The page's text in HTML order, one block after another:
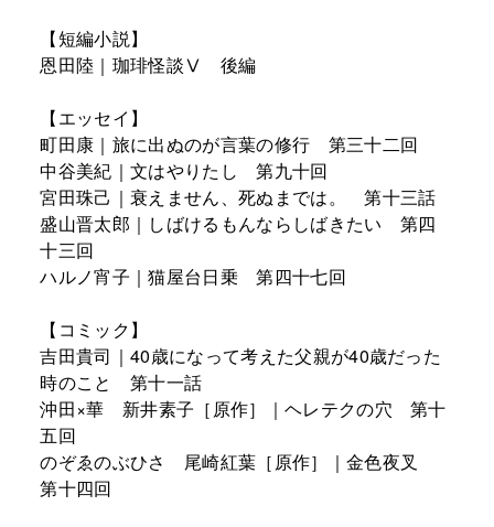
【短編小説】
恩田陸｜珈琲怪談Ⅴ 後編
【エッセイ】
町田康｜旅に出ぬのが言葉の修行 第三十二回
中谷美紀｜文はやりたし 第九十回
宮田珠己｜衰えません、死ぬまでは。 第十三話
盛山晋太郎｜しばけるもんならしばきたい 第四
十三回
ハルノ宵子｜猫屋台日乗 第四十七回
【コミック】
吉田貴司｜40歳になって考えた父親が40歳だった
時のこと 第十一話
沖田×華 新井素子［原作］｜ヘレテクの穴 第十
五回
のぞゑのぶひさ 尾崎紅葉［原作］｜金色夜叉
第十四回